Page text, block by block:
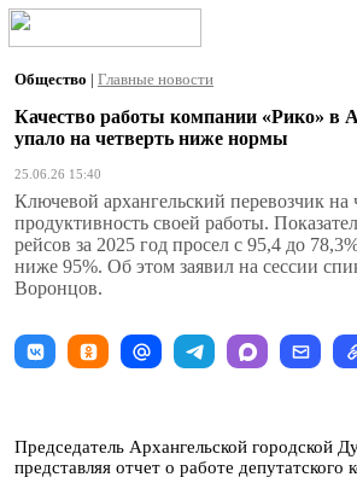
Общество | Главные новости
Качество работы компании «Рико» в
упало на четверть ниже нормы
25.06.26 15:40
Ключевой архангельский перевозчик на
продуктивность своей работы.
рейсов за 2025 год просел с 95,4 до
ниже 95%. Об этом заявил на сессии
Воронцов.
Председатель Архангельской городской
представляя отчет о работе депутатского